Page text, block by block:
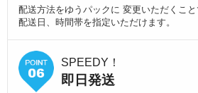
配送方法をゆうパックに 変更いただくこ
配送日、時間帯を指定いただけます。
SPEEDY！
即日発送